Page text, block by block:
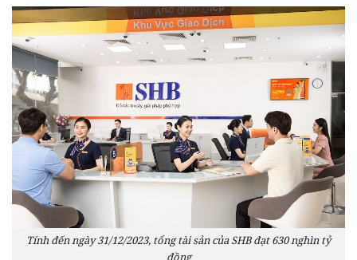
Tính đến ngày 31/12/2023, tổng tài sản của SHB đạt 630 nghìn tỷ
đồng